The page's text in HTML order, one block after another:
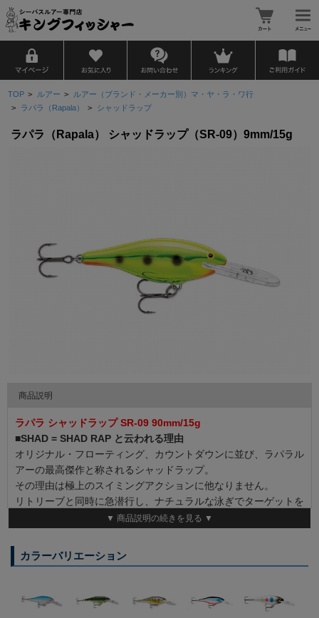
TOP > ルアー > ルアー（ブランド・メーカー別）マ・ヤ・ラ・ワ行
> ラパラ（Rapala） > シャッドラップ
ラパラ（Rapala） シャッドラップ（SR-09）9mm/15g
商品説明
ラパラ シャッドラップ SR-09 90mm/15g
■SHAD = SHAD RAP と云われる理由
オリジナル・フローティング、カウントダウンに並び、ラパラル
アーの最高傑作と称されるシャッドラップ。
その理由は極上のスイミングアクションに他なりません。
リトリーブと同時に急潜行し、ナチュラルな泳ぎでターゲットを
◆［Running Depth］2.4-5.5m ◆［Body Length］9cm
▼ 商品説明の続きを見る ▼
カラーバリエーション